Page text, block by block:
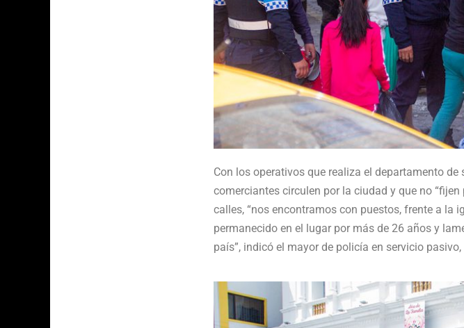
Con los operativos que realiza el departamento
comerciantes circulen por la ciudad y que no
calles, “nos encontramos con puestos, frente a la
permanecido en el lugar por más de 26 años y
país”, indicó el mayor de policía en servicio